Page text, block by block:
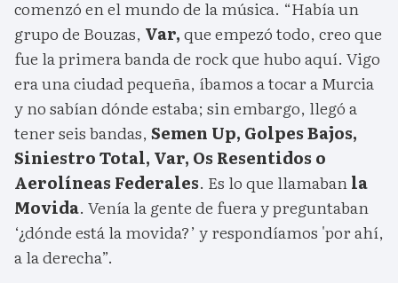
comenzó en el mundo de la música. “Había un
grupo de Bouzas, Var,que empezó todo, creo que
fue la primera banda de rock que hubo aquí. Vigo
era una ciudad pequeña, íbamos a tocar a Murcia
y no sabían dónde estaba; sin embargo, llegó a
tener seis bandas, Semen Up, Golpes Bajos,
Siniestro Total, Var, Os Resentidos o
Aerolíneas Federales. Es lo que llamabanla
Movida. Venía la gente de fuera y preguntaban
‘¿dónde está la movida?’ y respondíamos 'por ahí,
a la derecha”.